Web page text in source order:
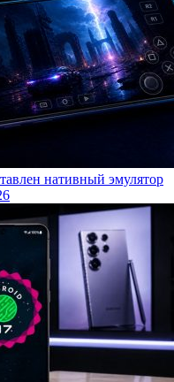
нативный эмулятор